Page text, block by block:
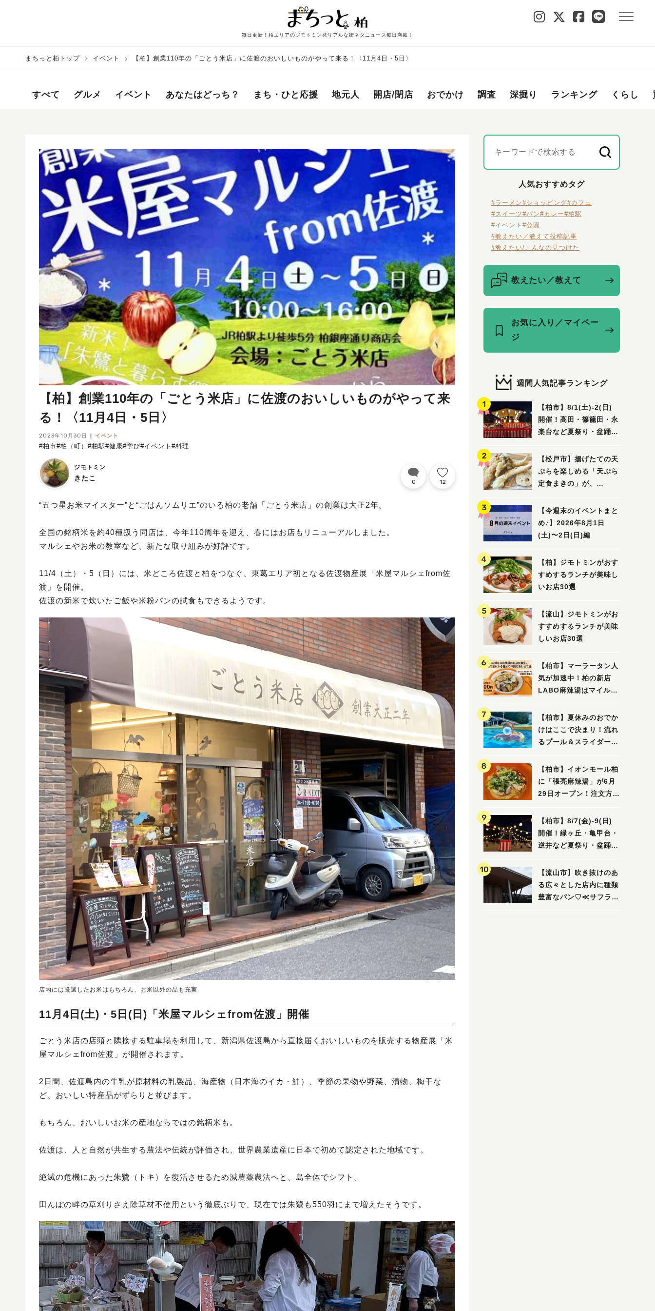
毎日更新！柏エリアのジモトミン発リアルな街ネタニュース毎日満載！
まちっと柏トップ イベント 【柏】創業110年の「ごとう米店」に佐渡のおいしいものがやって来る！〈11月4日・5日〉
すべて グルメ イベント あなたはどっち？ まち・ひと応援 地元人 開店/閉店 おでかけ 調査 深掘り ランキング くらし
【柏】創業110年の「ごとう米店」に佐渡のおいしいものがやって来
る！〈11月4日・5日〉
2023年10月30日 イベント
#柏市#柏（町） #柏駅#健康#学び#イベント #料理
ジモトミン
きたこ 0 12
“五つ星お米マイスター”と“ごはんソムリエ”のいる柏の老舗「ごとう米店」の創業は大正2年。
全国の銘柄米を約40種扱う同店は、今年110周年を迎え、春にはお店もリニューアルしました。
マルシェやお米の教室など、新たな取り組みが好評です。
11/4（土）・5（日）には、米どころ佐渡と柏をつなぐ、東葛エリア初となる佐渡物産展「米屋マルシェfrom佐
渡」を開催。
佐渡の新米で炊いたご飯や米粉パンの試食もできるようです。
店内には厳選したお米はもちろん、お米以外の品も充実
11月4日(土)・5日(日)「米屋マルシェfrom佐渡」開催
ごとう米店の店頭と隣接する駐車場を利用して、新潟県佐渡島から直接届くおいしいものを販売する物産展「米
屋マルシェfrom佐渡」が開催されます。
2日間、佐渡島内の牛乳が原材料の乳製品、海産物（日本海のイカ・鮭）、季節の果物や野菜、漬物、梅干な
ど、おいしい特産品がずらりと並びます。
もちろん、おいしいお米の産地ならではの銘柄米も。
佐渡は、人と自然が共生する農法や伝統が評価され、世界農業遺産に日本で初めて認定された地域です。
絶滅の危機にあった朱鷺（トキ）を復活させるため減農薬農法へと、島全体でシフト。
田んぼの畔の草刈りさえ除草材不使用という徹底ぶりで、現在では朱鷺も550羽にまで増えたそうです。
人気おすすめタグ
#ラーメン#ショッピング#カフェ
#スイーツ#パン#カレー#柏駅
#イベント #公園
#教えたい／教えて投稿記事
#教えたい/こんなの見つけた
教えたい／教えて
お気に入り／マイペー
ジ
週間人気記事ランキング
【柏市】8/1(土)‐2(日)
開催！高田・篠籠田・永
楽台など夏祭り・盆踊り
【松戸市】揚げたての天
ぷらを楽しめる「天ぷら
定食まきの」が、
【今週末のイベントまと
め♪】2026年8月1日
(土)〜2日(日)編
【柏】ジモトミンがおす
すめするランチが美味し
いお店30選
【流山】ジモトミンがお
すすめするランチが美味
しいお店30選
【柏市】マーラータン人
気が加速中！柏の新店
LABO麻辣湯はマイルド
【柏市】夏休みのおでか
けはここで決まり！流れ
るプール＆スライダーに
ル」を親子で満喫してき
ました！
【柏市】イオンモール柏
に「張亮麻辣湯」が6月
29日オープン！注文方法
ビュー
【柏市】8/7(金)‐9(日)
開催！緑ヶ丘・亀甲台・
逆井など夏祭り・盆踊り
【流山市】吹き抜けのあ
る広々とした店内に種類
豊富なパン♡≪サフラン